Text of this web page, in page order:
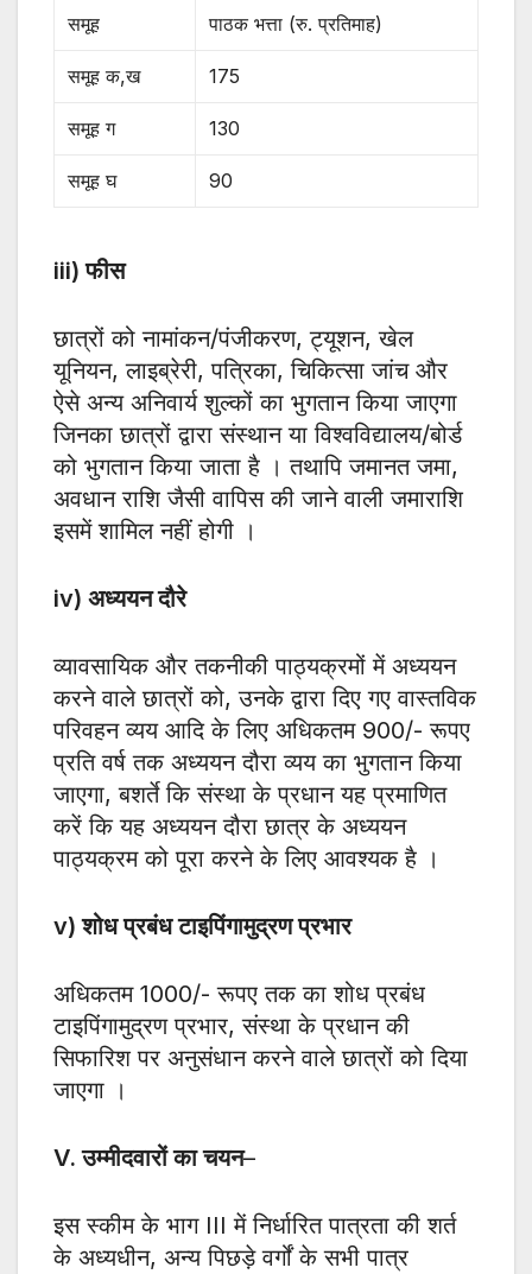
समूह पाठक भत्ता (रु. प्रतिमाह)
समूह क,ख 175
समूह ग 130
समूह घ 90
iii) फीस
छात्रों को नामांकन/पंजीकरण, ट्यूशन, खेल
यूनियन, लाइब्रेरी, पत्रिका, चिकित्सा जांच और
ऐसे अन्य अनिवार्य शुल्कों का भुगतान किया जाएगा
जिनका छात्रों द्वारा संस्थान या विश्वविद्यालय/बोर्ड
को भुगतान किया जाता है । तथापि जमानत जमा,
अवधान राशि जैसी वापिस की जाने वाली जमाराशि
इसमें शामिल नहीं होगी ।
iv) अध्ययन दौरे
व्यावसायिक और तकनीकी पाठ्यक्रमों में अध्ययन
करने वाले छात्रों को, उनके द्वारा दिए गए वास्तविक
परिवहन व्यय आदि के लिए अधिकतम 900/- रूपए
प्रति वर्ष तक अध्ययन दौरा व्यय का भुगतान किया
जाएगा, बशर्ते कि संस्था के प्रधान यह प्रमाणित
करें कि यह अध्ययन दौरा छात्र के अध्ययन
पाठ्यक्रम को पूरा करने के लिए आवश्यक है ।
v) शोध प्रबंध टाइपिंगामुद्रण प्रभार
अधिकतम 1000/- रूपए तक का शोध प्रबंध
टाइपिंगामुद्रण प्रभार, संस्था के प्रधान की
सिफारिश पर अनुसंधान करने वाले छात्रों को दिया
जाएगा ।
V. उम्मीदवारों का चयन–
इस स्कीम के भाग III में निर्धारित पात्रता की शर्त
के अध्यधीन, अन्य पिछड़े वर्गों के सभी पात्र